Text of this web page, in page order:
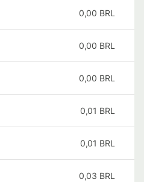
0,00 BRL
0,00 BRL
0,00 BRL
0,01 BRL
0,01 BRL
0,03 BRL